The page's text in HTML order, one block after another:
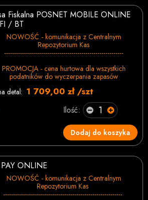
Fiskalna POSNET MOBILE ONLINE
/ BT
NOWOŚĆ - komunikacja z Centralnym
Repozytorium Kas
------------------------------------------------------------
PROMOCJA - cena hurtowa dla wszystkich
podatników do wyczerpania zapasów
detal: 1 709,00 zł /szt
Ilość:
Dodaj do koszyka
ONLINE
NOWOŚĆ - komunikacja z Centralnym
Repozytorium Kas
------------------------------------------------------------